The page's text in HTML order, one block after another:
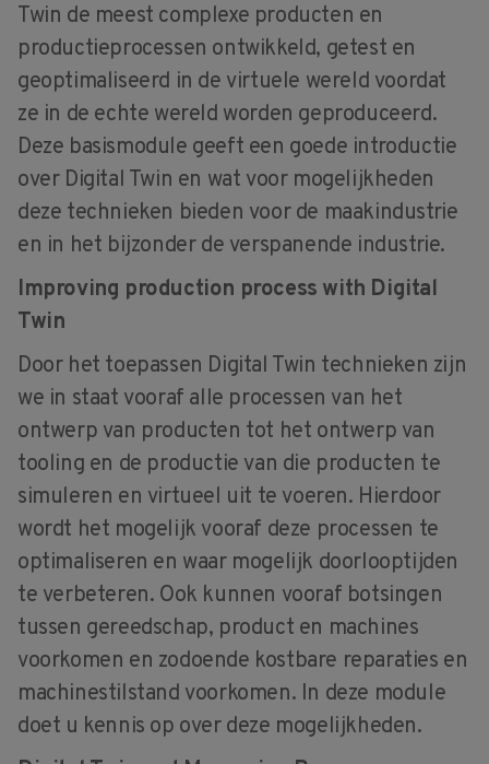
Twin de meest complexe producten en
productieprocessen ontwikkeld, getest en
geoptimaliseerd in de virtuele wereld voordat
ze in de echte wereld worden geproduceerd.
Deze basismodule geeft een goede introductie
over Digital Twin en wat voor mogelijkheden
deze technieken bieden voor de maakindustrie
en in het bijzonder de verspanende industrie.
Improving production process with Digital
Twin
Door het toepassen Digital Twin technieken zijn
we in staat vooraf alle processen van het
ontwerp van producten tot het ontwerp van
tooling en de productie van die producten te
simuleren en virtueel uit te voeren. Hierdoor
wordt het mogelijk vooraf deze processen te
optimaliseren en waar mogelijk doorlooptijden
te verbeteren. Ook kunnen vooraf botsingen
tussen gereedschap, product en machines
voorkomen en zodoende kostbare reparaties en
machinestilstand voorkomen. In deze module
doet u kennis op over deze mogelijkheden.